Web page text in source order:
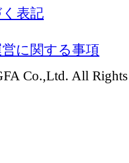
表記
に関する事項
Co.,Ltd. All Rights